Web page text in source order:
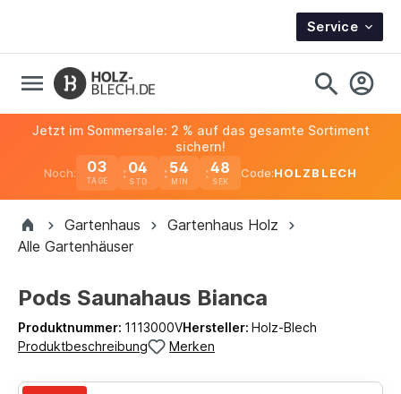
Service
Noch: 03
TAGE
04 54 48
Jetzt im Sommersale: 2 % auf das gesamte Sortiment
sichern!
Code:HOLZBLECH
Gartenhaus
Gartenhaus Holz
Alle Gartenhäuser
Pods Saunahaus Bianca
Produktnummer: 1113000VHersteller: Holz-Blech
Produktbeschreibung
Merken